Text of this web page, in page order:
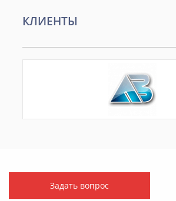
КЛИЕНТЫ
Задать вопрос